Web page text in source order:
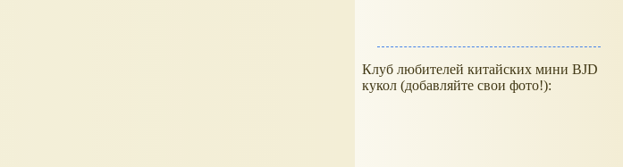
Клуб любителей китайских мини BJD
кукол (добавляйте свои фото!):